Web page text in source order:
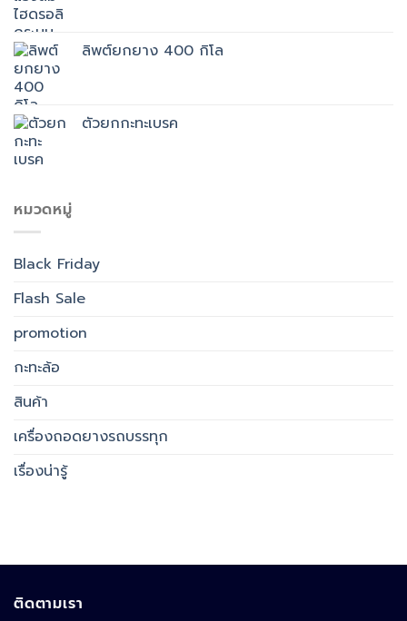
ลิพต์ยกยาง 400 กิโล
ตัวยกกะทะเบรค
หมวดหมู่
Black Friday
Flash Sale
promotion
กะทะล้อ
สินค้า
เครื่องถอดยางรถบรรทุก
เรื่องน่ารู้
ติดตามเรา